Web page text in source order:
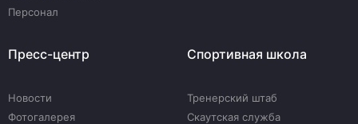
Персонал
Пресс-центр
Новости
Фотогалерея
Спортивная школа
Тренерский штаб
Скаутская служба